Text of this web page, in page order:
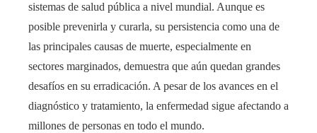
sistemas de salud pública a nivel mundial. Aunque es
posible prevenirla y curarla, su persistencia como una de
las principales causas de muerte, especialmente en
sectores marginados, demuestra que aún quedan grandes
desafíos en su erradicación. A pesar de los avances en el
diagnóstico y tratamiento, la enfermedad sigue afectando a
millones de personas en todo el mundo.